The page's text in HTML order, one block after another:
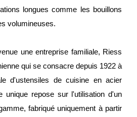
longues comme les bouillons
volumineuses.
une entreprise familiale, Riess
qui se consacre depuis 1922 à
d'ustensiles de cuisine en acier
unique repose sur l'utilisation d'un
fabriqué uniquement à partir